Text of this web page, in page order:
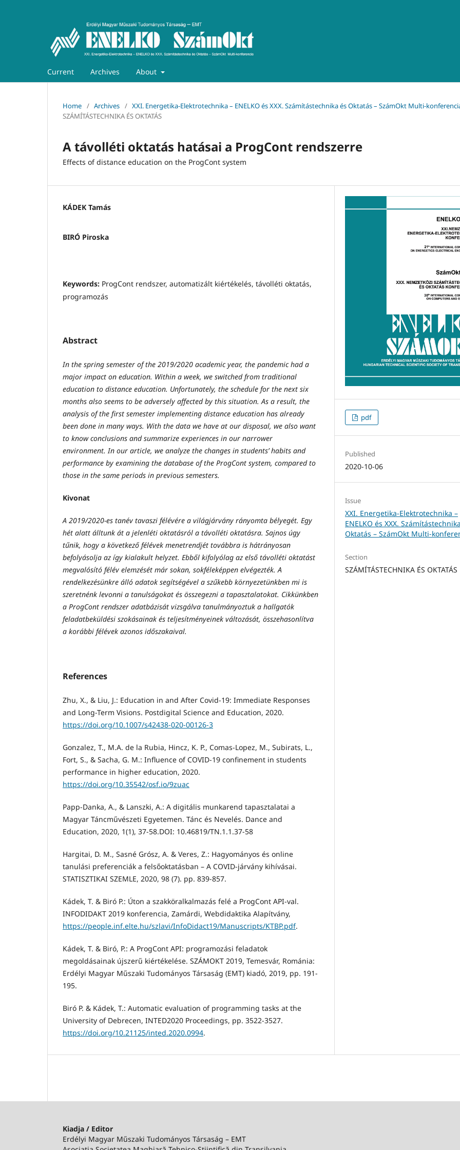
Current Archives About
Home / Archives / XXI. Energetika-Elektrotechnika – ENELKO és XXX. Számítástechnika és Oktatás – SzámOkt Multi-
SZÁMÍTÁSTECHNIKA ÉS OKTATÁS
A távolléti oktatás hatásai a ProgCont rendszerre
Effects of distance education on the ProgCont system
KÁDEK Tamás
BIRÓ Piroska
Keywords: ProgCont rendszer, automatizált kiértékelés, távolléti oktatás,
programozás
Abstract
In the spring semester of the 2019/2020 academic year, the pandemic had a
major impact on education. Within a week, we switched from traditional
education to distance education. Unfortunately, the schedule for the next six
months also seems to be adversely affected by this situation. As a result, the
analysis of the first semester implementing distance education has already
been done in many ways. With the data we have at our disposal, we also want
to know conclusions and summarize experiences in our narrower
environment.In our article, we analyze the changes in students’ habits and
performance by examining the database of the ProgCont system, compared to
those in the same periods in previous semesters.
Kivonat
A 2019/2020-es tanév tavaszi félévére a világjárvány rányomta bélyegét. Egy
hét alatt álltunk át a jelenléti oktatásról a távolléti oktatásra. Sajnos úgy
tűnik, hogy a következő félévek menetrendjét továbbra is hátrányosan
befolyásolja az így kialakult helyzet. Ebből kifolyólag az első távolléti oktatást
megvalósító félév elemzését már sokan, sokféleképpen elvégezték. A
rendelkezésünkre álló adatok segítségével a szűkebb környezetünkben mi is
szeretnénk levonni a tanulságokat és összegezni a tapasztalatokat. Cikkünkben
a ProgCont rendszer adatbázisát vizsgálva tanulmányoztuk a hallgatók
feladatbeküldési szokásainak és teljesítményeinek változását, összehasonlítva
a korábbi félévek azonos időszakaival.
References
Zhu, X., & Liu, J.: Education in and After Covid-19: Immediate Responses
and Long-Term Visions. Postdigital Science and Education, 2020.
https://doi.org/10.1007/s42438-020-00126-3
Gonzalez, T., M.A. de la Rubia, Hincz, K. P., Comas-Lopez, M., Subirats, L.,
Fort, S., & Sacha, G. M.: Influence of COVID-19 confinement in students
performance in higher education, 2020.
https://doi.org/10.35542/osf.io/9zuac
Papp-Danka, A., & Lanszki, A.: A digitális munkarend tapasztalatai a
Magyar Táncművészeti Egyetemen. Tánc és Nevelés. Dance and
Education, 2020, 1(1), 37-58.DOI: 10.46819/TN.1.1.37-58
Hargitai, D. M., Sasné Grósz, A. & Veres, Z.: Hagyományos és online
tanulási preferenciák a felsőoktatásban – A COVID-járvány kihívásai.
STATISZTIKAI SZEMLE, 2020, 98 (7). pp. 839-857.
Kádek, T. & Biró P.: Úton a szakköralkalmazás felé a ProgCont API-val.
INFODIDAKT 2019 konferencia, Zamárdi, Webdidaktika Alapítvány,
https://people.inf.elte.hu/szlavi/InfoDidact19/Manuscripts/KTBP.pdf.
Kádek, T. & Biró, P.: A ProgCont API: programozási feladatok
megoldásainak újszerű kiértékelése. SZÁMOKT 2019, Temesvár, Románia:
Erdélyi Magyar Műszaki Tudományos Társaság (EMT) kiadó, 2019, pp. 191-
195.
Biró P. & Kádek, T.: Automatic evaluation of programming tasks at the
University of Debrecen, INTED2020 Proceedings, pp. 3522-3527.
https://doi.org/10.21125/inted.2020.0994.
pdf
Published
2020-10-06
Issue
XXI. Energetika-Elektrotechnika –
ENELKO és XXX.
Oktatás – SzámOkt Multi-
Section
SZÁMÍTÁSTECHNIKA ÉS OKTATÁS
Kiadja / Editor
Erdélyi Magyar Műszaki Tudományos Társaság – EMT